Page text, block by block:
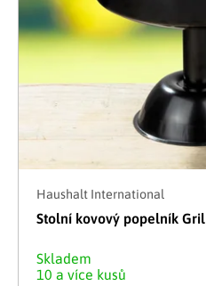
Haushalt International
Stolní kovový popelník Gril
Skladem
10 a více kusů